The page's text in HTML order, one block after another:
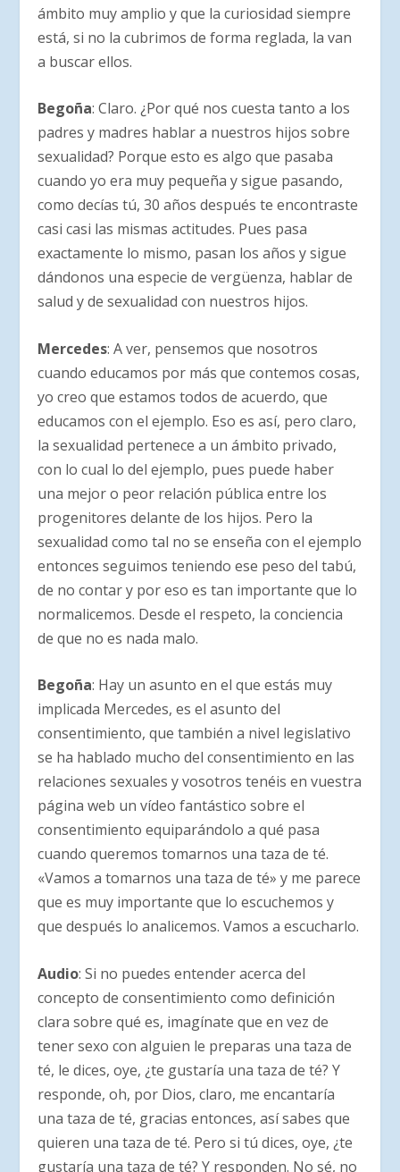
ámbito muy amplio y que la curiosidad siempre
está, si no la cubrimos de forma reglada, la van
a buscar ellos.
Begoña: Claro. ¿Por qué nos cuesta tanto a los
padres y madres hablar a nuestros hijos sobre
sexualidad? Porque esto es algo que pasaba
cuando yo era muy pequeña y sigue pasando,
como decías tú, 30 años después te encontraste
casi casi las mismas actitudes. Pues pasa
exactamente lo mismo, pasan los años y sigue
dándonos una especie de vergüenza, hablar de
salud y de sexualidad con nuestros hijos.
Mercedes: A ver, pensemos que nosotros
cuando educamos por más que contemos cosas,
yo creo que estamos todos de acuerdo, que
educamos con el ejemplo. Eso es así, pero claro,
la sexualidad pertenece a un ámbito privado,
con lo cual lo del ejemplo, pues puede haber
una mejor o peor relación pública entre los
progenitores delante de los hijos. Pero la
sexualidad como tal no se enseña con el ejemplo
entonces seguimos teniendo ese peso del tabú,
de no contar y por eso es tan importante que lo
normalicemos. Desde el respeto, la conciencia
de que no es nada malo.
Begoña: Hay un asunto en el que estás muy
implicada Mercedes, es el asunto del
consentimiento, que también a nivel legislativo
se ha hablado mucho del consentimiento en las
relaciones sexuales y vosotros tenéis en vuestra
página web un vídeo fantástico sobre el
consentimiento equiparándolo a qué pasa
cuando queremos tomarnos una taza de té.
«Vamos a tomarnos una taza de té» y me parece
que es muy importante que lo escuchemos y
que después lo analicemos. Vamos a escucharlo.
Audio: Si no puedes entender acerca del
concepto de consentimiento como definición
clara sobre qué es, imagínate que en vez de
tener sexo con alguien le preparas una taza de
té, le dices, oye, ¿te gustaría una taza de té? Y
responde, oh, por Dios, claro, me encantaría
una taza de té, gracias entonces, así sabes que
quieren una taza de té. Pero si tú dices, oye, ¿te
gustaría una taza de té? Y responden. No sé, no